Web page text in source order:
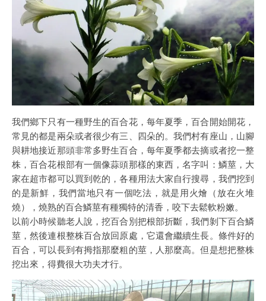
我們鄉下只有一種野生的百合花，每年夏季，百合開始開花，
常見的都是兩朵或者很少有三、四朵的。我們村有座山，山腳
與耕地接近那頭非常多野生百合，每年夏季都去摘或者挖一整
株，百合花根部有一個像蒜頭那樣的東西，名字叫：鱗莖，大
家在超市都可以買到乾的，各種用法大家自行搜尋，我們挖到
的是新鮮，我們當地只有一個吃法，就是用火燴（放在火堆
燒），燒熟的百合鱗莖有種獨特的清香，咬下去鬆軟粉嫩。
以前小時候聽老人說，挖百合別把根部折斷，我們剝下百合鱗
莖，然後連根整株百合放回原處，它還會繼續生長。條件好的
百合，可以長到有拇指那麼粗的莖，人那麼高。但是想把整株
挖出來，得費很大功夫才行。